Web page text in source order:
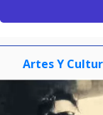
Artes Y